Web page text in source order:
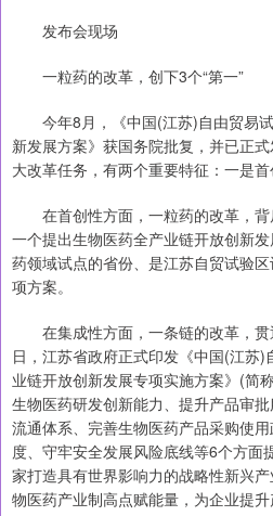
发布会现场
一粒药的改革，创下3个“第一”
今年8月，《中国(江苏)自由贸易试
新发展方案》获国务院批复，并已正
大改革任务，有两个重要特征：一是首
在首创性方面，一粒药的改革，背
一个提出生物医药全产业链开放创新
药领域试点的省份、是江苏自贸试验
项方案。
在集成性方面，一条链的改革，贯
日，江苏省政府正式印发《中国(江苏
业链开放创新发展专项实施方案》(简
生物医药研发创新能力、提升产品审
流通体系、完善生物医药产品采购使
度、守牢安全发展风险底线等6个方面
家打造具有世界影响力的战略性新兴
物医药产业制高点赋能量，为企业提升